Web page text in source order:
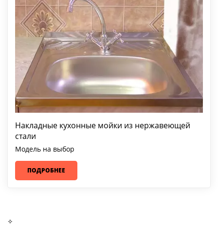
Накладные кухонные мойки из нержавеющей
стали
Модель на выбор
ПОДРОБНЕЕ
✧